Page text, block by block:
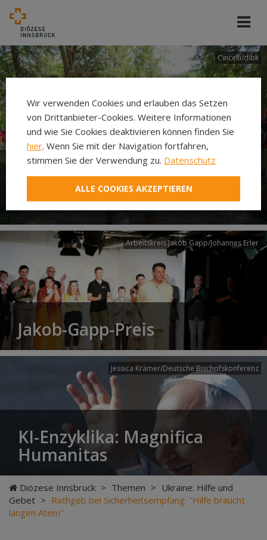
Cincelli/dibk
Neuer Pilgerweg Via
Laudato si’
Arbeitskreis Jakob Gapp/Johannes Erler
Jakob-Gapp-Preis
Jessica Krämer/Deutsche Bischofskonferenz
KI-Enzyklika: Magnifica
Humanitas
Diözese Innsbruck > Themen > Ukraine: Hilfe und
Gebet > Rathgeb bei Sicherheitsempfang: "Hilfe braucht
langen Atem"
Wir verwenden Cookies und erlauben das Setzen
von Drittanbieter-Cookies. Weitere Informationen
und wie Sie Cookies deaktivieren können finden Sie
hier. Wenn Sie mit der Navigation fortfahren,
stimmen Sie der Verwendung zu. Datenschutz
ALLE COOKIES AKZEPTIEREN